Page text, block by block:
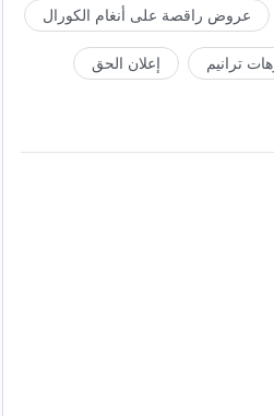
عروض راقصة على أنغام الكورال
ترانيم إعلان الحق